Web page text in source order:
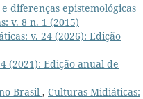
diferenças epistemológicas
v. 8 n. 1 (2015)
v. 24 (2026): Edição
(2021): Edição anual de
Brasil , Culturas Midiáticas: